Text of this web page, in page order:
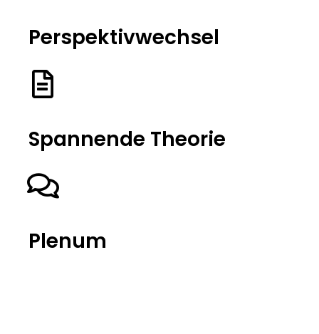
Perspektivwechsel
Spannende Theorie
Plenum